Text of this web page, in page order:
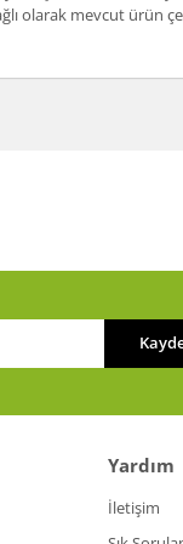
olarak mevcut ürün
Yardım
İletişim